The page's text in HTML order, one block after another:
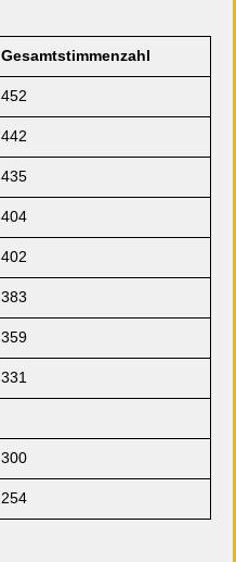
Gesamtstimmenzahl
452
442
435
404
402
383
359
331
300
254